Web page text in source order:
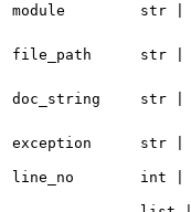
module str |
file_path str |
doc_string str |
exception str |
line_no int |